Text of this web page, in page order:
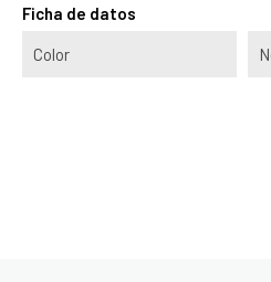
Ficha de datos
Color